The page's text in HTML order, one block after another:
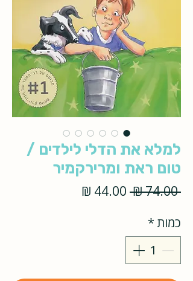
למלא את הדלי לילדים /
טום ראת ומרירקמיר
‏74.00 ‏₪
מחיר
כמות*